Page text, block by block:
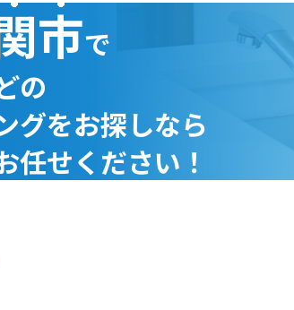
市で
の
グをお探しなら
任せください！